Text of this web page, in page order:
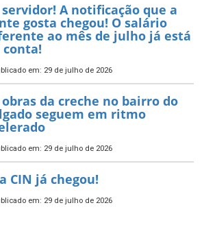
servidor! A notificação que a
gosta chegou! O salário
ao mês de julho já está
conta!
em: 29 de julho de 2026
obras da creche no bairro do
seguem em ritmo
em: 29 de julho de 2026
CIN já chegou!
em: 29 de julho de 2026